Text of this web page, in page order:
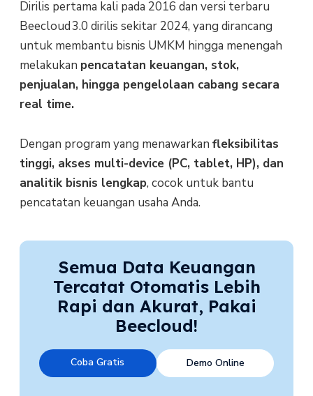
Dirilis pertama kali pada 2016 dan versi terbaru
Beecloud 3.0 dirilis sekitar 2024, yang dirancang
untuk membantu bisnis UMKM hingga menengah
melakukan pencatatan keuangan, stok,
penjualan, hingga pengelolaan cabang secara
real time.
Dengan program yang menawarkan fleksibilitas
tinggi, akses multi-device (PC, tablet, HP), dan
analitik bisnis lengkap, cocok untuk bantu
pencatatan keuangan usaha Anda.
Semua Data Keuangan
Tercatat Otomatis Lebih
Rapi dan Akurat, Pakai
Beecloud!
Coba Gratis Demo Online